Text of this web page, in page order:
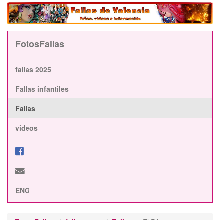
FotosFallas
fallas 2025
Fallas infantiles
Fallas
videos
ENG